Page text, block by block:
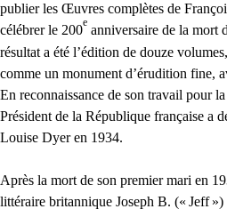
publier les Œuvres complètes de
célébrer le 200
e
anniversaire de la mort
résultat a été l’édition de douze
comme un monument d’érudition fine,
En reconnaissance de son travail pour
Président de la République française a
Louise Dyer en 1934.
Après la mort de son premier mari en
littéraire britannique Joseph B. (« Jeff »)